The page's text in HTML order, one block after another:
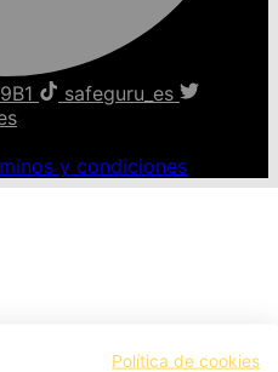
safeguru_es
y condiciones
Política de cookies